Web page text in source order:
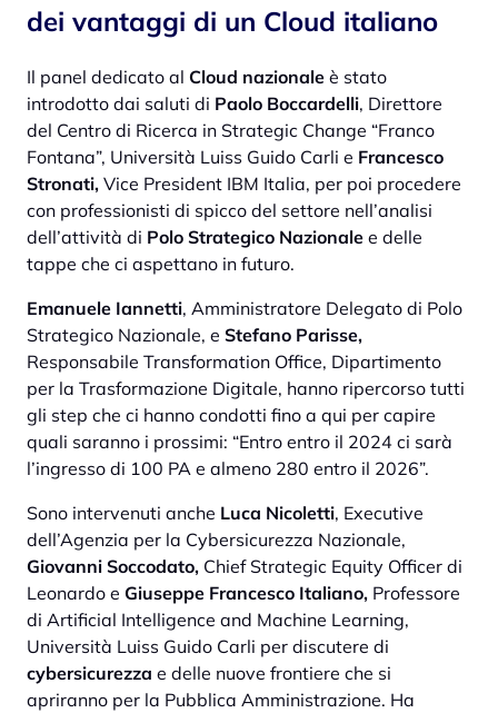
dei vantaggi di un Cloud italiano
Il panel dedicato al Cloud nazionale è stato
introdotto dai saluti di Paolo Boccardelli, Direttore
del Centro di Ricerca in Strategic Change “Franco
Fontana”, Università Luiss Guido Carli e Francesco
Stronati, Vice President IBM Italia, per poi procedere
con professionisti di spicco del settore nell’analisi
dell’attività di Polo Strategico Nazionale e delle
tappe che ci aspettano in futuro.
Emanuele Iannetti, Amministratore Delegato di Polo
Strategico Nazionale, e Stefano Parisse,
Responsabile Transformation Office, Dipartimento
per la Trasformazione Digitale, hanno ripercorso tutti
gli step che ci hanno condotti fino a qui per capire
quali saranno i prossimi: “Entro entro il 2024 ci sarà
l’ingresso di 100 PA e almeno 280 entro il 2026”.
Sono intervenuti anche Luca Nicoletti, Executive
dell’Agenzia per la Cybersicurezza Nazionale,
Giovanni Soccodato, Chief Strategic Equity Officer di
Leonardo e Giuseppe Francesco Italiano, Professore
di Artificial Intelligence and Machine Learning,
Università Luiss Guido Carli per discutere di
cybersicurezza e delle nuove frontiere che si
apriranno per la Pubblica Amministrazione. Ha